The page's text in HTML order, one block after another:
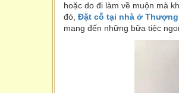
hoặc do đi làm về muộn mà
đó, Đặt cỗ tại nhà ở
mang đến những bữa tiệc